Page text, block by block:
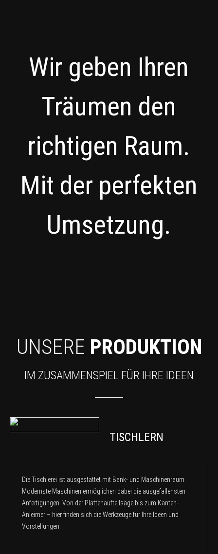
Wir geben Ihren
Träumen den
richtigen Raum.
Mit der perfekten
Umsetzung.
UNSERE PRODUKTION
IM ZUSAMMENSPIEL FÜR IHRE IDEEN
TISCHLERN
Die Tischlerei ist ausgestattet mit Bank- und Maschinenraum.
Modernste Maschinen ermöglichen dabei die ausgefallensten
Anfertigungen. Von der Plattenaufteilsäge bis zum Kanten-
Anleimer – hier finden sich die Werkzeuge für Ihre Ideen und
Vorstellungen.